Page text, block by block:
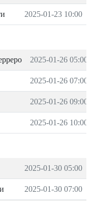
2025-01-23 10:00
2025-01-26 05:00
2025-01-26 07:00
2025-01-26 09:00
2025-01-26 10:00
2025-01-30 05:00
2025-01-30 07:00